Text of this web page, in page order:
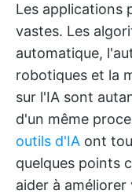
Les applications
vastes. Les
automatique,
robotiques et la
sur l'IA sont
d'un même
outils d'IA ont
quelques points
aider à